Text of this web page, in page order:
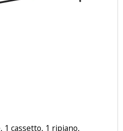
1 cassetto, 1 ripiano,